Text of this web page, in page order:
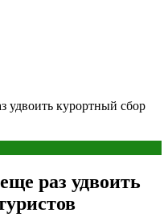
удвоить курортный сбор
раз удвоить